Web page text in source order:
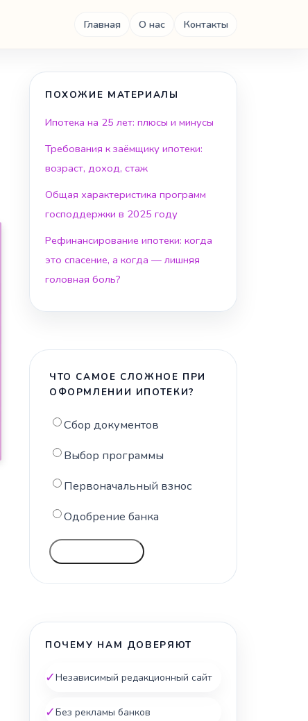
Главная О нас Контакты
ПОХОЖИЕ МАТЕРИАЛЫ
Ипотека на 25 лет: плюсы и минусы
Требования к заёмщику ипотеки:
возраст, доход, стаж
Общая характеристика программ
господдержки в 2025 году
Рефинансирование ипотеки: когда
это спасение, а когда — лишняя
головная боль?
ЧТО САМОЕ СЛОЖНОЕ ПРИ
ОФОРМЛЕНИИ ИПОТЕКИ?
Сбор документов
Выбор программы
Первоначальный взнос
Одобрение банка
ПОЧЕМУ НАМ ДОВЕРЯЮТ
✓Независимый редакционный сайт
✓Без рекламы банков